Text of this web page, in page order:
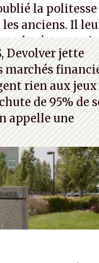
la
anciens. Il
à ces
Devolver jette
marchés
rien aux jeux
de 95% de
appelle une